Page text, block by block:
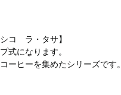
コ ラ・タサ】
式になります。
ーヒーを集めたシリーズです。